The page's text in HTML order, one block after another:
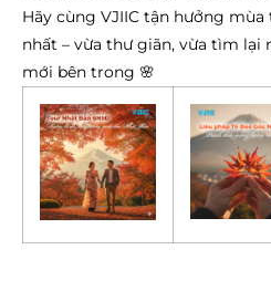
Hãy cùng VJIIC tận hưởng
nhất – vừa thư giãn, vừa tìm
mới bên trong 🌸